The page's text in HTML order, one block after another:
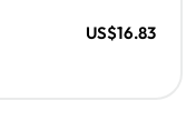
US$16.83